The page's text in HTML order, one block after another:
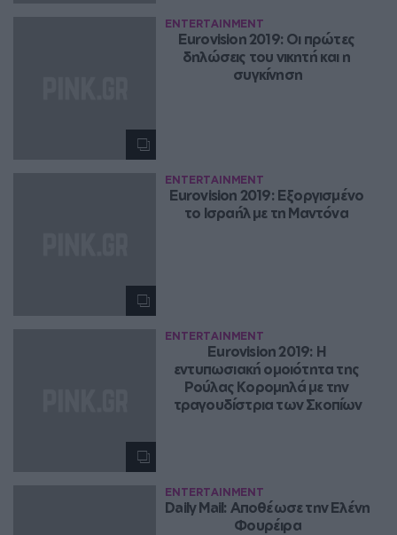
ENTERTAINMENT
Eurovision 2019: Οι πρώτες
δηλώσεις του νικητή και η
συγκίνηση
ENTERTAINMENT
Eurovision 2019: Εξοργισμένο
τo Ισραήλ με τη Μαντόνα
ENTERTAINMENT
Eurovision 2019: Η
εντυπωσιακή ομοιότητα της
Ρούλας Κορομηλά με την
τραγουδίστρια των Σκοπίων
ENTERTAINMENT
Daily Mail: Αποθέωσε την Ελένη
Φουρέιρα